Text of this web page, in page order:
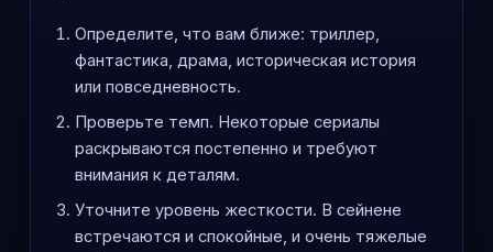
Определите, что вам ближе: триллер,
фантастика, драма, историческая история
или повседневность.
Проверьте темп. Некоторые сериалы
раскрываются постепенно и требуют
внимания к деталям.
Уточните уровень жесткости. В сейнене
встречаются и спокойные, и очень тяжелые